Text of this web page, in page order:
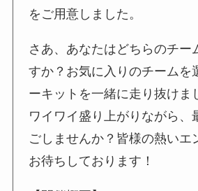
をご用意しました。
さあ、あなたはどちらのチー
すか？お気に入りのチームを
ーキットを一緒に走り抜けま
ワイワイ盛り上がりながら、
ごしませんか？皆様の熱いエ
お待ちしております！